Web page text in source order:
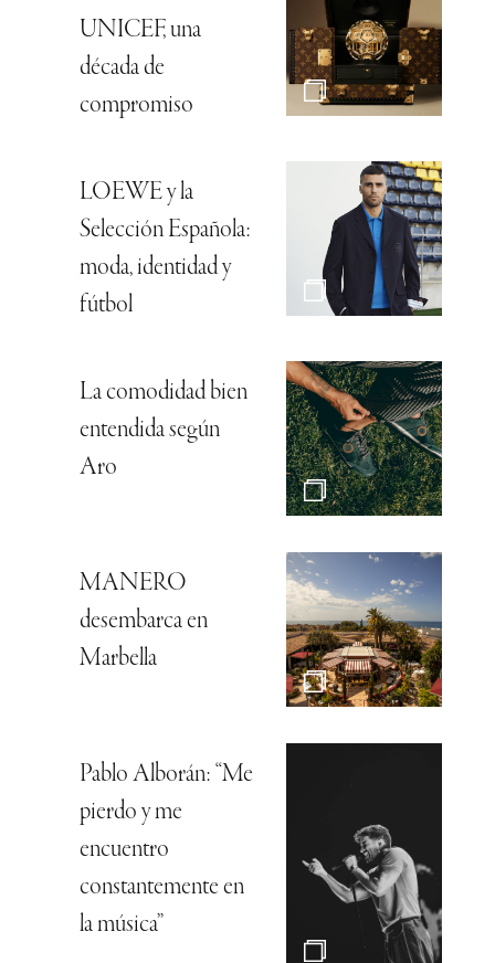
UNICEF, una
década de
compromiso
LOEWE y la
Selección Española:
moda, identidad y
fútbol
La comodidad bien
entendida según
Aro
MANERO
desembarca en
Marbella
Pablo Alborán: “Me
pierdo y me
encuentro
constantemente en
la música”